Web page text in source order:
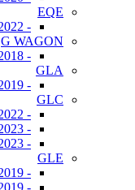
EQE
- 2022+ (X294)
G WAGON
- 2018+ (W463)
GLA
- 2019+ (H247)
GLC
- 2015-2022 (X253)
- 2016-2023 (קופה)
- 2023+ (X254)
GLE
- 2019+ (W167)
- 2019+ (קופה)